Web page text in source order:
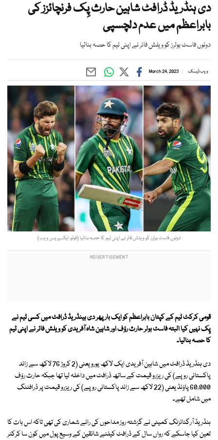
دی ہنڈریڈ ڈرافٹ شاہین حارث پِک فرنچائزز کی
بابراعظم میں عدم دلچسپی
دونوں فاسٹ بولرز کو ویلش فائر نے اپنی ٹیم کا حصہ بنالیا
ویب ڈیسک March 24, 2023
دونوں فاسٹ بولرز کو ویلش فائر نے اپنی ٹیم کا حصہ بنالیا (فوٹو: ایکسپریس ویب)
قومی کرکٹ ٹیم کے کپتان بابراعظم کو ایک بار پھر دی ہینڈریڈ ڈرافٹ میں کسی ٹیم نے
پِک نہیں کیا البتہ فاسٹ بولر حارث رؤف اور شاہین شاہ آفریدی کو ویلش فائر نے اپنی ٹیم
کا حصہ بنالیا۔
دی ہنڈریڈ ڈرافٹ میں شاہین آفریدی ایک لاکھ یورو یعنی (2 کروڑ 76 لاکھ سے زائد
پاکستانی روپے) کی ریزرو قیمت کے ساتھ ڈرافٹ میں داخلہ لیا تھا جبکہ حارث رؤف
60،000 پاؤنڈ یعنی (22 لاکھ سے زائد پاکستانی روپے) کی ریزرو قیمت پر ڈرافٹنگ
میں شامل تھے۔
ہنڈریڈ آرگنائزنگ کمیٹی نے گزشتہ روز مداحوں کی رائے شماری کی تھی تاکہ اس بات کا
تعین کیا جاسکے کہ رواں سال کے ڈرافٹ کیلئے شائقین کے وسیع پول میں کون سا کرکٹر